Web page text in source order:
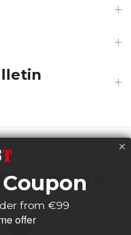
Coupon
from €99
offer